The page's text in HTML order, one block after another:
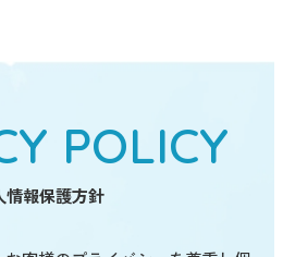
POLICY
情報保護方針